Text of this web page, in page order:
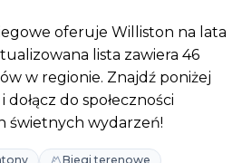
oferuje Williston na lata
lista zawiera 46
w regionie. Znajdź poniżej
do społeczności
świetnych wydarzeń!
Biegi terenowe